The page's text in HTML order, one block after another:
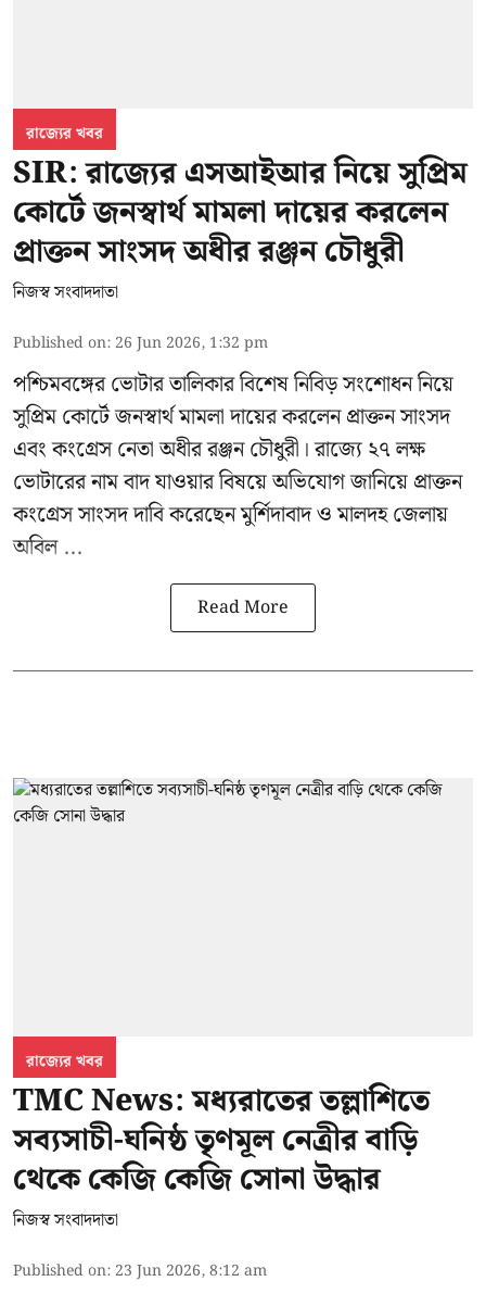
রাজ্যের খবর
SIR: রাজ্যের এসআইআর নিয়ে সুপ্রিম
কোর্টে জনস্বার্থ মামলা দায়ের করলেন
প্রাক্তন সাংসদ অধীর রঞ্জন চৌধুরী
নিজস্ব সংবাদদাতা
Published on: 26 Jun 2026, 1:32 pm
পশ্চিমবঙ্গেরভোটার তালিকার বিশেষ নিবিড় সংশোধননিয়ে
সুপ্রিম কোর্টে জনস্বার্থ মামলা দায়ের করলেন প্রাক্তন সাংসদ
এবংকংগ্রেস নেতা অধীর রঞ্জন চৌধুরী । রাজ্যে ২৭ লক্ষ
ভোটারের নাম বাদ যাওয়ার বিষয়ে অভিযোগ জানিয়ে প্রাক্তন
কংগ্রেস সাংসদ দাবি করেছেন মুর্শিদাবাদ ও মালদহ জেলায়
অবিল ...
Read More
রাজ্যের খবর
TMC News: মধ্যরাতের তল্লাশিতে
সব্যসাচী-ঘনিষ্ঠ তৃণমূল নেত্রীর বাড়ি
থেকে কেজি কেজি সোনা উদ্ধার
নিজস্ব সংবাদদাতা
Published on: 23 Jun 2026, 8:12 am